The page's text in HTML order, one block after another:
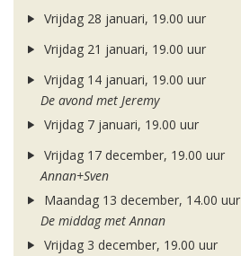
Vrijdag 28 januari, 19.00 uur
Vrijdag 21 januari, 19.00 uur
Vrijdag 14 januari, 19.00 uur
De avond met Jeremy
Vrijdag 7 januari, 19.00 uur
Vrijdag 17 december, 19.00 uur
Annan+Sven
Maandag 13 december, 14.00 uur
De middag met Annan
Vrijdag 3 december, 19.00 uur